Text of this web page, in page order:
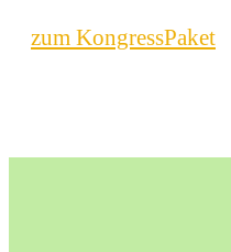
zum KongressPaket